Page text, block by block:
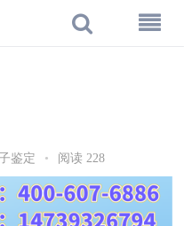
鉴定 • 阅读 228